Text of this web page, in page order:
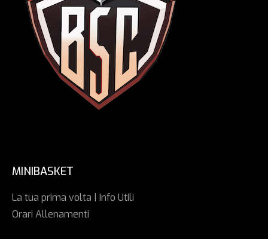
MINIBASKET
La tua prima volta | Info Utili
Orari Allenamenti